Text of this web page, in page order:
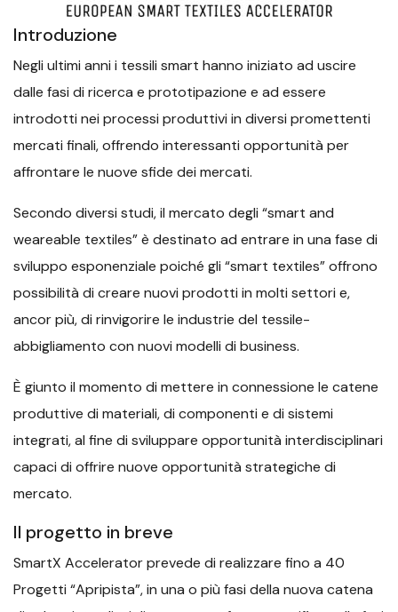
Introduzione
Negli ultimi anni i tessili smart hanno iniziato ad uscire
dalle fasi di ricerca e prototipazione e ad essere
introdotti nei processi produttivi in diversi promettenti
mercati finali, offrendo interessanti opportunità per
affrontare le nuove sfide dei mercati.
Secondo diversi studi, il mercato degli “smart and
weareable textiles” è destinato ad entrare in una fase di
sviluppo esponenziale poiché gli “smart textiles” offrono
possibilità di creare nuovi prodotti in molti settori e,
ancor più, di rinvigorire le industrie del tessile-
abbigliamento con nuovi modelli di business.
È giunto il momento di mettere in connessione le catene
produttive di materiali, di componenti e di sistemi
integrati, al fine di sviluppare opportunità interdisciplinari
capaci di offrire nuove opportunità strategiche di
mercato.
Il progetto in breve
SmartX Accelerator prevede di realizzare fino a 40
Progetti “Apripista”, in una o più fasi della nuova catena